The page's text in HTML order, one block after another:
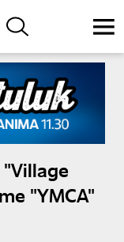
"YMCA"